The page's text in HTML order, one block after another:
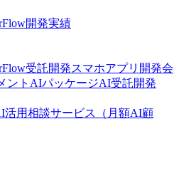
開発実績
受託開発スマホアプリ開発会
ント AIパッケージAI受託開発
活用相談サービス（月額AI顧